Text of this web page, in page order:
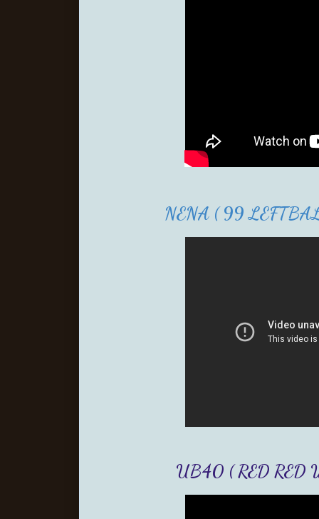
NENA ( 99
UB40 ( RED RED